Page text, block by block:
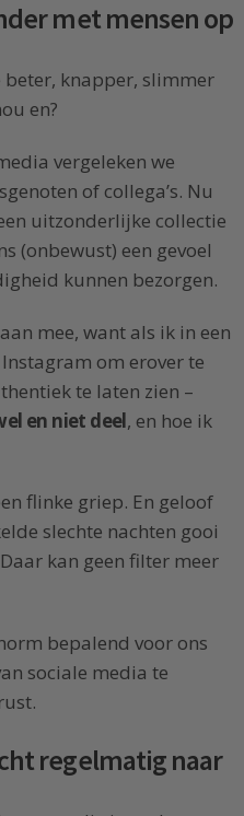
met mensen op
knapper, slimmer
en?
vergeleken we
of collega’s. Nu
uitzonderlijke collectie
(onbewust) een gevoel
kunnen bezorgen.
mee, want als ik in een
om erover te
te laten zien –
en niet deel, en hoe ik
flinke griep. En geloof
slechte nachten gooi
kan geen filter meer
bepalend voor ons
sociale media te
regelmatig naar